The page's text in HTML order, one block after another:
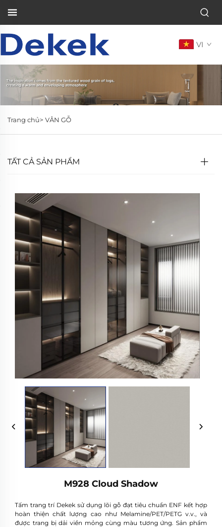
VI
Trang chủ> VÂN GỖ
TẤT CẢ SẢN PHẨM
M928 Cloud Shadow
Tấm trang trí Dekek sử dụng lõi gỗ đạt tiêu chuẩn ENF kết hợp
hoàn thiện chất lượng cao như Melamine/PET/PETG v.v., và
được trang bị dải viền mỏng cùng màu tương ứng. Sản phẩm